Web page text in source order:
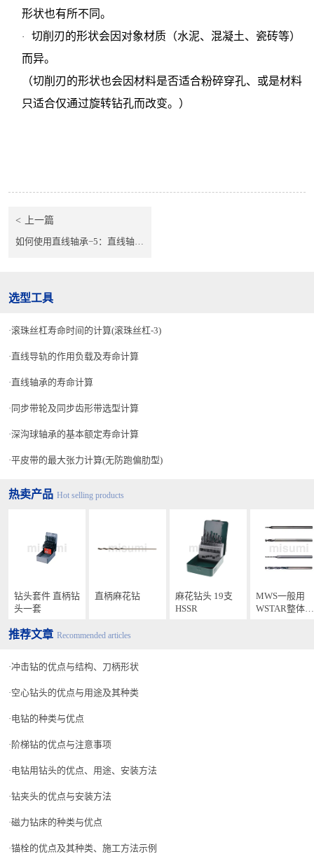
形状也有所不同。
·
切削刃的形状会因对象材质（水泥、混凝土、瓷砖等）
而异。
（切削刃的形状也会因材料是否适合粉碎穿孔、或是材料
只适合仅通过旋转钻孔而改变。）
上一篇
如何使用直线轴承−5：直线轴承在简易自动设备上的应用事例−2
选型工具
滚珠丝杠寿命时间的计算(滚珠丝杠-3)
直线导轨的作用负载及寿命计算
直线轴承的寿命计算
同步带轮及同步齿形带选型计算
深沟球轴承的基本额定寿命计算
平皮带的最大张力计算(无防跑偏肋型)
热卖产品 Hot selling products
钻头套件 直柄钻
头一套
直柄麻花钻
麻花钻头 19支
HSSR
MWS一般用
WSTAR整体钻
推荐文章 Recommended articles
冲击钻的优点与结构、刀柄形状
空心钻头的优点与用途及其种类
电钻的种类与优点
阶梯钻的优点与注意事项
电钻用钻头的优点、用途、安装方法
钻夹头的优点与安装方法
磁力钻床的种类与优点
锚栓的优点及其种类、施工方法示例